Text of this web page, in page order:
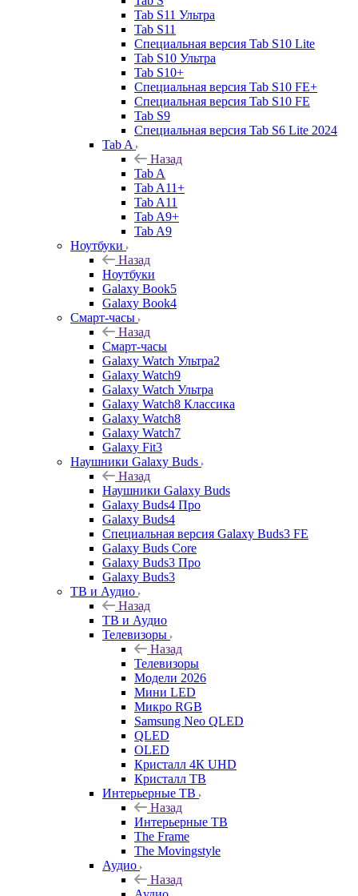
Tab S11 Ультра
Tab S11
Специальная версия Tab S10 Lite
Tab S10 Ультра
Tab S10+
Специальная версия Tab S10 FE+
Специальная версия Tab S10 FE
Tab S9
Специальная версия Tab S6 Lite 2024
Tab A
Назад
Tab A
Tab A11+
Tab A11
Tab A9+
Tab A9
Ноутбуки
Назад
Ноутбуки
Galaxy Book5
Galaxy Book4
Смарт-часы
Назад
Смарт-часы
Galaxy Watch Ультра2
Galaxy Watch9
Galaxy Watch Ультра
Galaxy Watch8 Классика
Galaxy Watch8
Galaxy Watch7
Galaxy Fit3
Наушники Galaxy Buds
Назад
Наушники Galaxy Buds
Galaxy Buds4 Про
Galaxy Buds4
Специальная версия Galaxy Buds3 FE
Galaxy Buds Core
Galaxy Buds3 Про
Galaxy Buds3
ТВ и Аудио
Назад
ТВ и Аудио
Телевизоры
Назад
Телевизоры
Модели 2026
Мини LED
Микро RGB
Samsung Neo QLED
QLED
OLED
Кристалл 4К UHD
Кристалл ТВ
Интерьерные ТВ
Назад
Интерьерные ТВ
The Frame
The Movingstyle
Аудио
Назад